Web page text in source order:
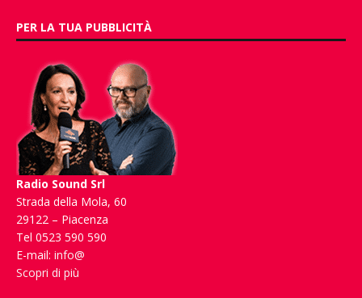
PER LA TUA PUBBLICITÀ
Radio Sound Srl
Strada della Mola, 60
29122 – Piacenza
Tel 0523 590 590
E-mail: info@
Scopri di più